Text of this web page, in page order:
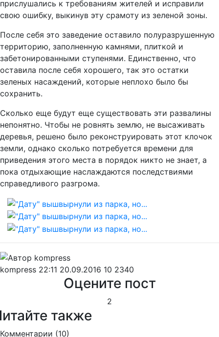
прислушались к требованиям жителей и исправили
свою ошибку, выкинув эту срамоту из зеленой зоны.
После себя это заведение оставило полуразрушенную
территорию, заполненную камнями, плиткой и
забетонированными ступенями. Единственно, что
оставила после себя хорошего, так это остатки
зеленых насаждений, которые неплохо было бы
сохранить.
Сколько еще будут еще существовать эти развалины
непонятно. Чтобы не ровнять землю, не высаживать
деревья, решено было реконструировать этот клочок
земли, однако сколько потребуется времени для
приведения этого места в порядок никто не знает, а
пока отдыхающие наслаждаются последствиями
справедливого разгрома.
kompress 22:11 20.09.2016 10 2340
Оцените пост
2
также
Комментарии (10)